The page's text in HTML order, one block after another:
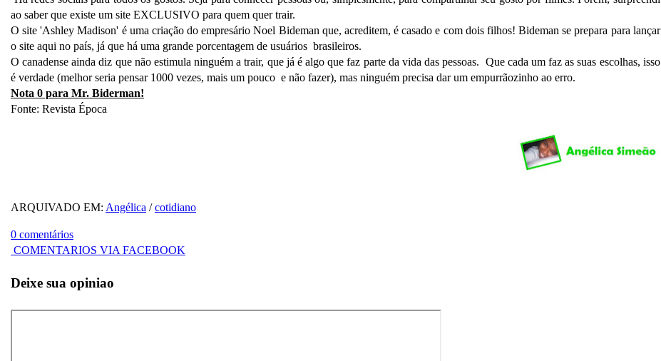
ao saber que existe um site EXCLUSIVO para quem quer trair.
O site 'Ashley Madison' é uma criação do empresário Noel Bideman que, acreditem, é casado e com dois filhos! Bideman se prepara para lançar
o site aqui no país, já que há uma grande porcentagem de usuários brasileiros.
O canadense ainda diz que não estimula ninguém a trair, que já é algo que faz parte da vida das pessoas. Que cada um faz as suas escolhas, isso
é verdade (melhor seria pensar 1000 vezes, mais um pouco e não fazer), mas ninguém precisa dar um empurrãozinho ao erro.
Nota 0 para Mr. Biderman!
Fonte: Revista Época
ARQUIVADO EM: Angélica /cotidiano
0 comentários
COMENTARIOS VIA FACEBOOK
Deixe sua opiniao